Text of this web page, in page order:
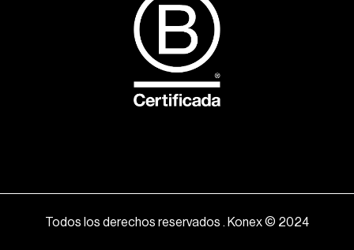
Todos los derechos reservados . Konex © 2024